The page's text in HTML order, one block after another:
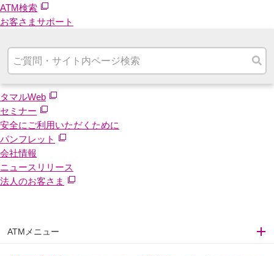
ATM検索
お客さまサポート
タマルWeb
セミナー
安全にご利用いただくために
パンフレット
会社情報
ニュースリリース
法人のお客さま
ATMメニュー